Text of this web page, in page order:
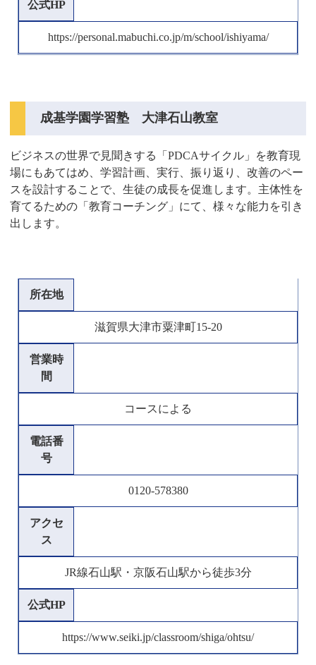
公式HP
https://personal.mabuchi.co.jp/m/school/ishiyama/
成基学園学習塾 大津石山教室
ビジネスの世界で見聞きする「PDCAサイクル」を教育現
場にもあてはめ、学習計画、実行、振り返り、改善のペー
スを設計することで、生徒の成長を促進します。主体性を
育てるための「教育コーチング」にて、様々な能力を引き
出します。
所在地
滋賀県大津市粟津町15-20
営業時
間
コースによる
電話番
号
0120-578380
アクセ
ス
JR線石山駅・京阪石山駅から徒歩3分
公式HP
https://www.seiki.jp/classroom/shiga/ohtsu/